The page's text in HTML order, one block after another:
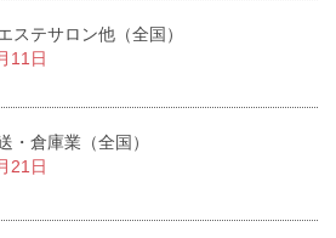
ステサロン他（全国）
11日
・倉庫業（全国）
21日